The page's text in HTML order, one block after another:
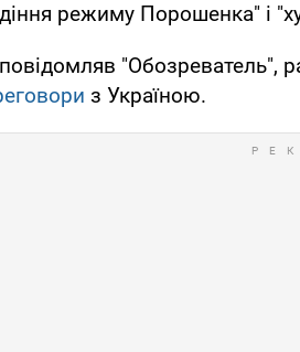
режиму Порошенка" і
"Обозреватель",
з Україною.